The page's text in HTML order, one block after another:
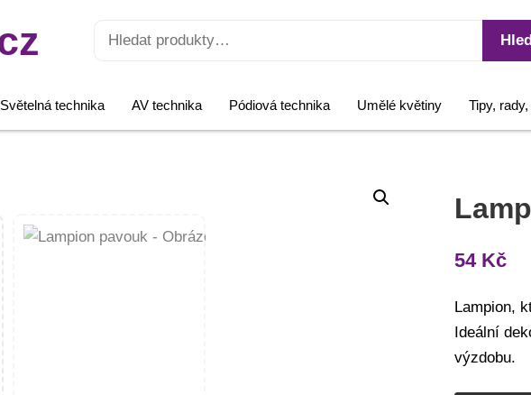
Světelná technika AV technika Pódiová technika Umělé květiny Tipy,
54 Kč
Lampion,
Ideální
výzdobu.